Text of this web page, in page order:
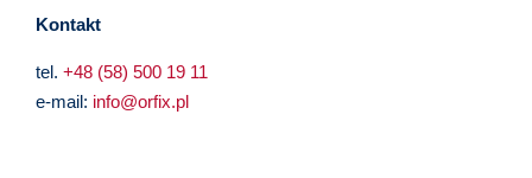
Kontakt
tel. +48 (58) 500 19 11
e-mail: info@orfix.pl